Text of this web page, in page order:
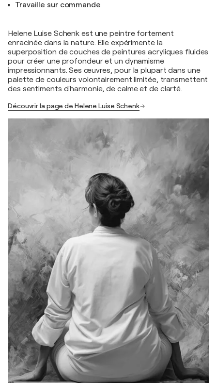
Travaille sur commande
Helene Luise Schenk est une peintre fortement
enracinée dans la nature. Elle expérimente la
superposition de couches de peintures acryliques fluides
pour créer une profondeur et un dynamisme
impressionnants. Ses œuvres, pour la plupart dans une
palette de couleurs volontairement limitée, transmettent
des sentiments d'harmonie, de calme et de clarté.
Découvrir la page de Helene Luise Schenk